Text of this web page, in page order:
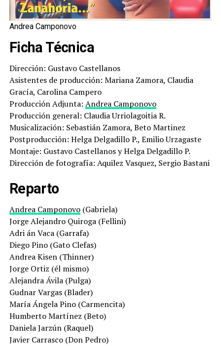
Andrea Camponovo
Ficha Técnica
Dirección: Gustavo Castellanos
Asistentes de producción: Mariana Zamora, Claudia
Gracía, Carolina Campero
Producción Adjunta: Andrea Camponovo
Producción general: Claudia Urriolagoitia R.
Musicalización: Sebastián Zamora, Beto Martinez
Postproducción: Helga Delgadillo P., Emilio Urzagaste
Montaje: Gustavo Castellanos y Helga Delgadillo P.
Dirección de fotografía: Aquilez Vasquez, Sergio Bastani
Reparto
Andrea Camponovo(Gabriela)
Jorge Alejandro Quiroga (Fellini)
Adri án Vaca (Garrafa)
Diego Pino (Gato Clefas)
Andrea Kisen (Thinner)
Jorge Ortiz (él mismo)
Alejandra Ávila (Pulga)
Gudnar Vargas (Blader)
María Ángela Pino (Carmencita)
Humberto Martínez (Beto)
Daniela Jarzún (Raquel)
Javier Carrasco (Don Pedro)